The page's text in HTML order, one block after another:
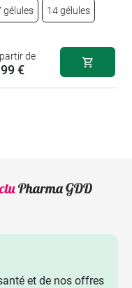
gélules 14 gélules
de
€
et de nos offres